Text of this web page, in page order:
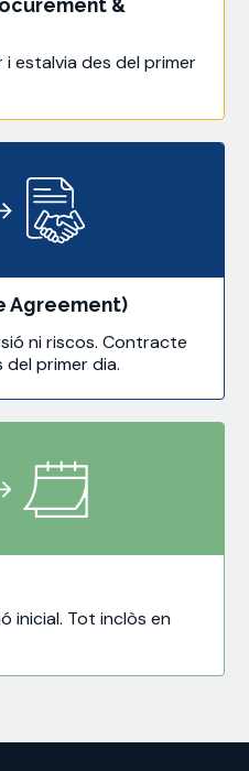
i estalvia des del primer
Agreement)
ni riscos. Contracte
del primer dia.
inicial. Tot inclòs en